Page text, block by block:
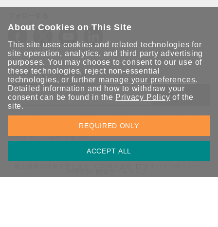
Moxaとつながり続けましょう！
送信
Moxaソリューションの最新アップデートにサインアップしま
す。 Moxaではプライバシーを尊重しており、メールを他の人と
共有することはありません。
About Cookies on This Site
This site uses cookies and related technologies for
site operation, analytics, and third party advertising
purposes. You may choose to consent to our use of
these technologies, reject non-essential
technologies, or further manage your preferences.
Detailed information and how to withdraw your
consent can be found in the Privacy Policy of the
site.
ACCEPT ALL
REQUIRED ONLY